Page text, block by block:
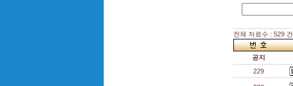
전체 자료수 : 529 건
공지
229